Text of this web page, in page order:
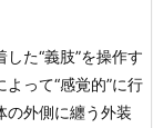
た“義肢”を操作す
って“感覚的”に行
の外側に纏う外装